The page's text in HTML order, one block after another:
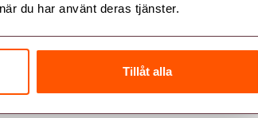
du har använt deras tjänster.
Tillåt alla